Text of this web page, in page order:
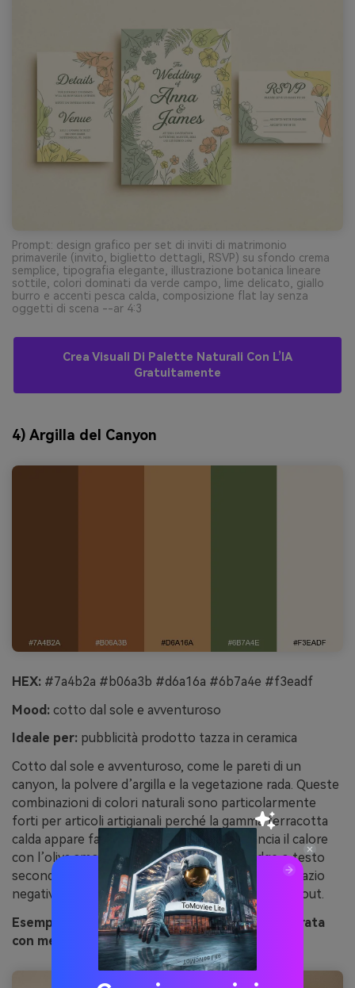
Prompt: design grafico per set di inviti di matrimonio
primaverile (invito, biglietto dettagli, RSVP) su sfondo crema
semplice, tipografia elegante, illustrazione botanica lineare
sottile, colori dominati da verde campo, lime delicato, giallo
burro e accenti pesca calda, composizione flat lay senza
oggetti di scena --ar 4:3
Crea Visuali Di Palette Naturali Con L’IA
Gratuitamente
4) Argilla del Canyon
HEX: #7a4b2a #b06a3b #d6a16a #6b7a4e #f3eadf
Mood: cotto dal sole e avventuroso
Ideale per: pubblicità prodotto tazza in ceramica
Cotto dal sole e avventuroso, come le pareti di un
canyon, la polvere d’argilla e la vegetazione rada. Queste
combinazioni di colori naturali sono particolarmente
forti per articoli artigianali perché la gamma terracotta
calda appare fatta a mano e autentica. Bilancia il calore
con l’oliva smorzata come accento per badge o testo
secondario. Consiglio: usa il sabbia pallida come spazio
negativo per evitare che i marroni sovrastino il layout.
Esempio di immagine di argilla del canyon generata
con media.io